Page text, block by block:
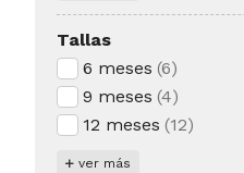
Tallas
6 meses (6)
9 meses (4)
12 meses (12)
ver más